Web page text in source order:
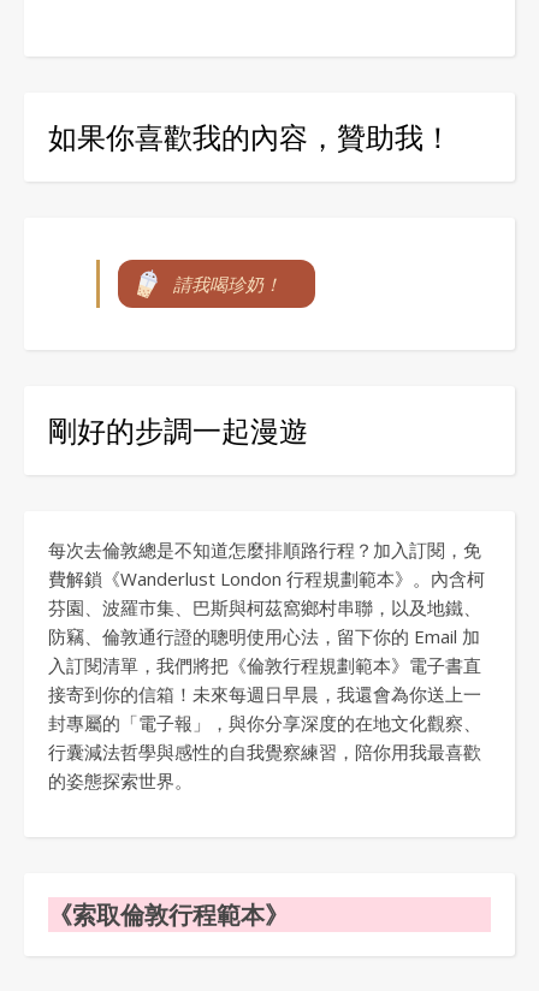
如果你喜歡我的內容，贊助我！
請我喝珍奶！
剛好的步調一起漫遊
每次去倫敦總是不知道怎麼排順路行程？加入訂閱，免
費解鎖《Wanderlust London 行程規劃範本》。內含柯
芬園、波羅市集、巴斯與柯茲窩鄉村串聯，以及地鐵、
防竊、倫敦通行證的聰明使用心法，留下你的 Email 加
入訂閱清單，我們將把《倫敦行程規劃範本》電子書直
接寄到你的信箱！未來每週日早晨，我還會為你送上一
封專屬的「電子報」，與你分享深度的在地文化觀察、
行囊減法哲學與感性的自我覺察練習，陪你用我最喜歡
的姿態探索世界。
《索取倫敦行程範本》